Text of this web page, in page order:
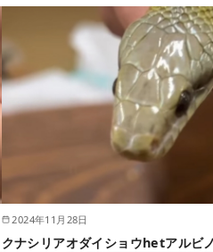
2024年11月28日
クナシリアオダイショウhetアルビ